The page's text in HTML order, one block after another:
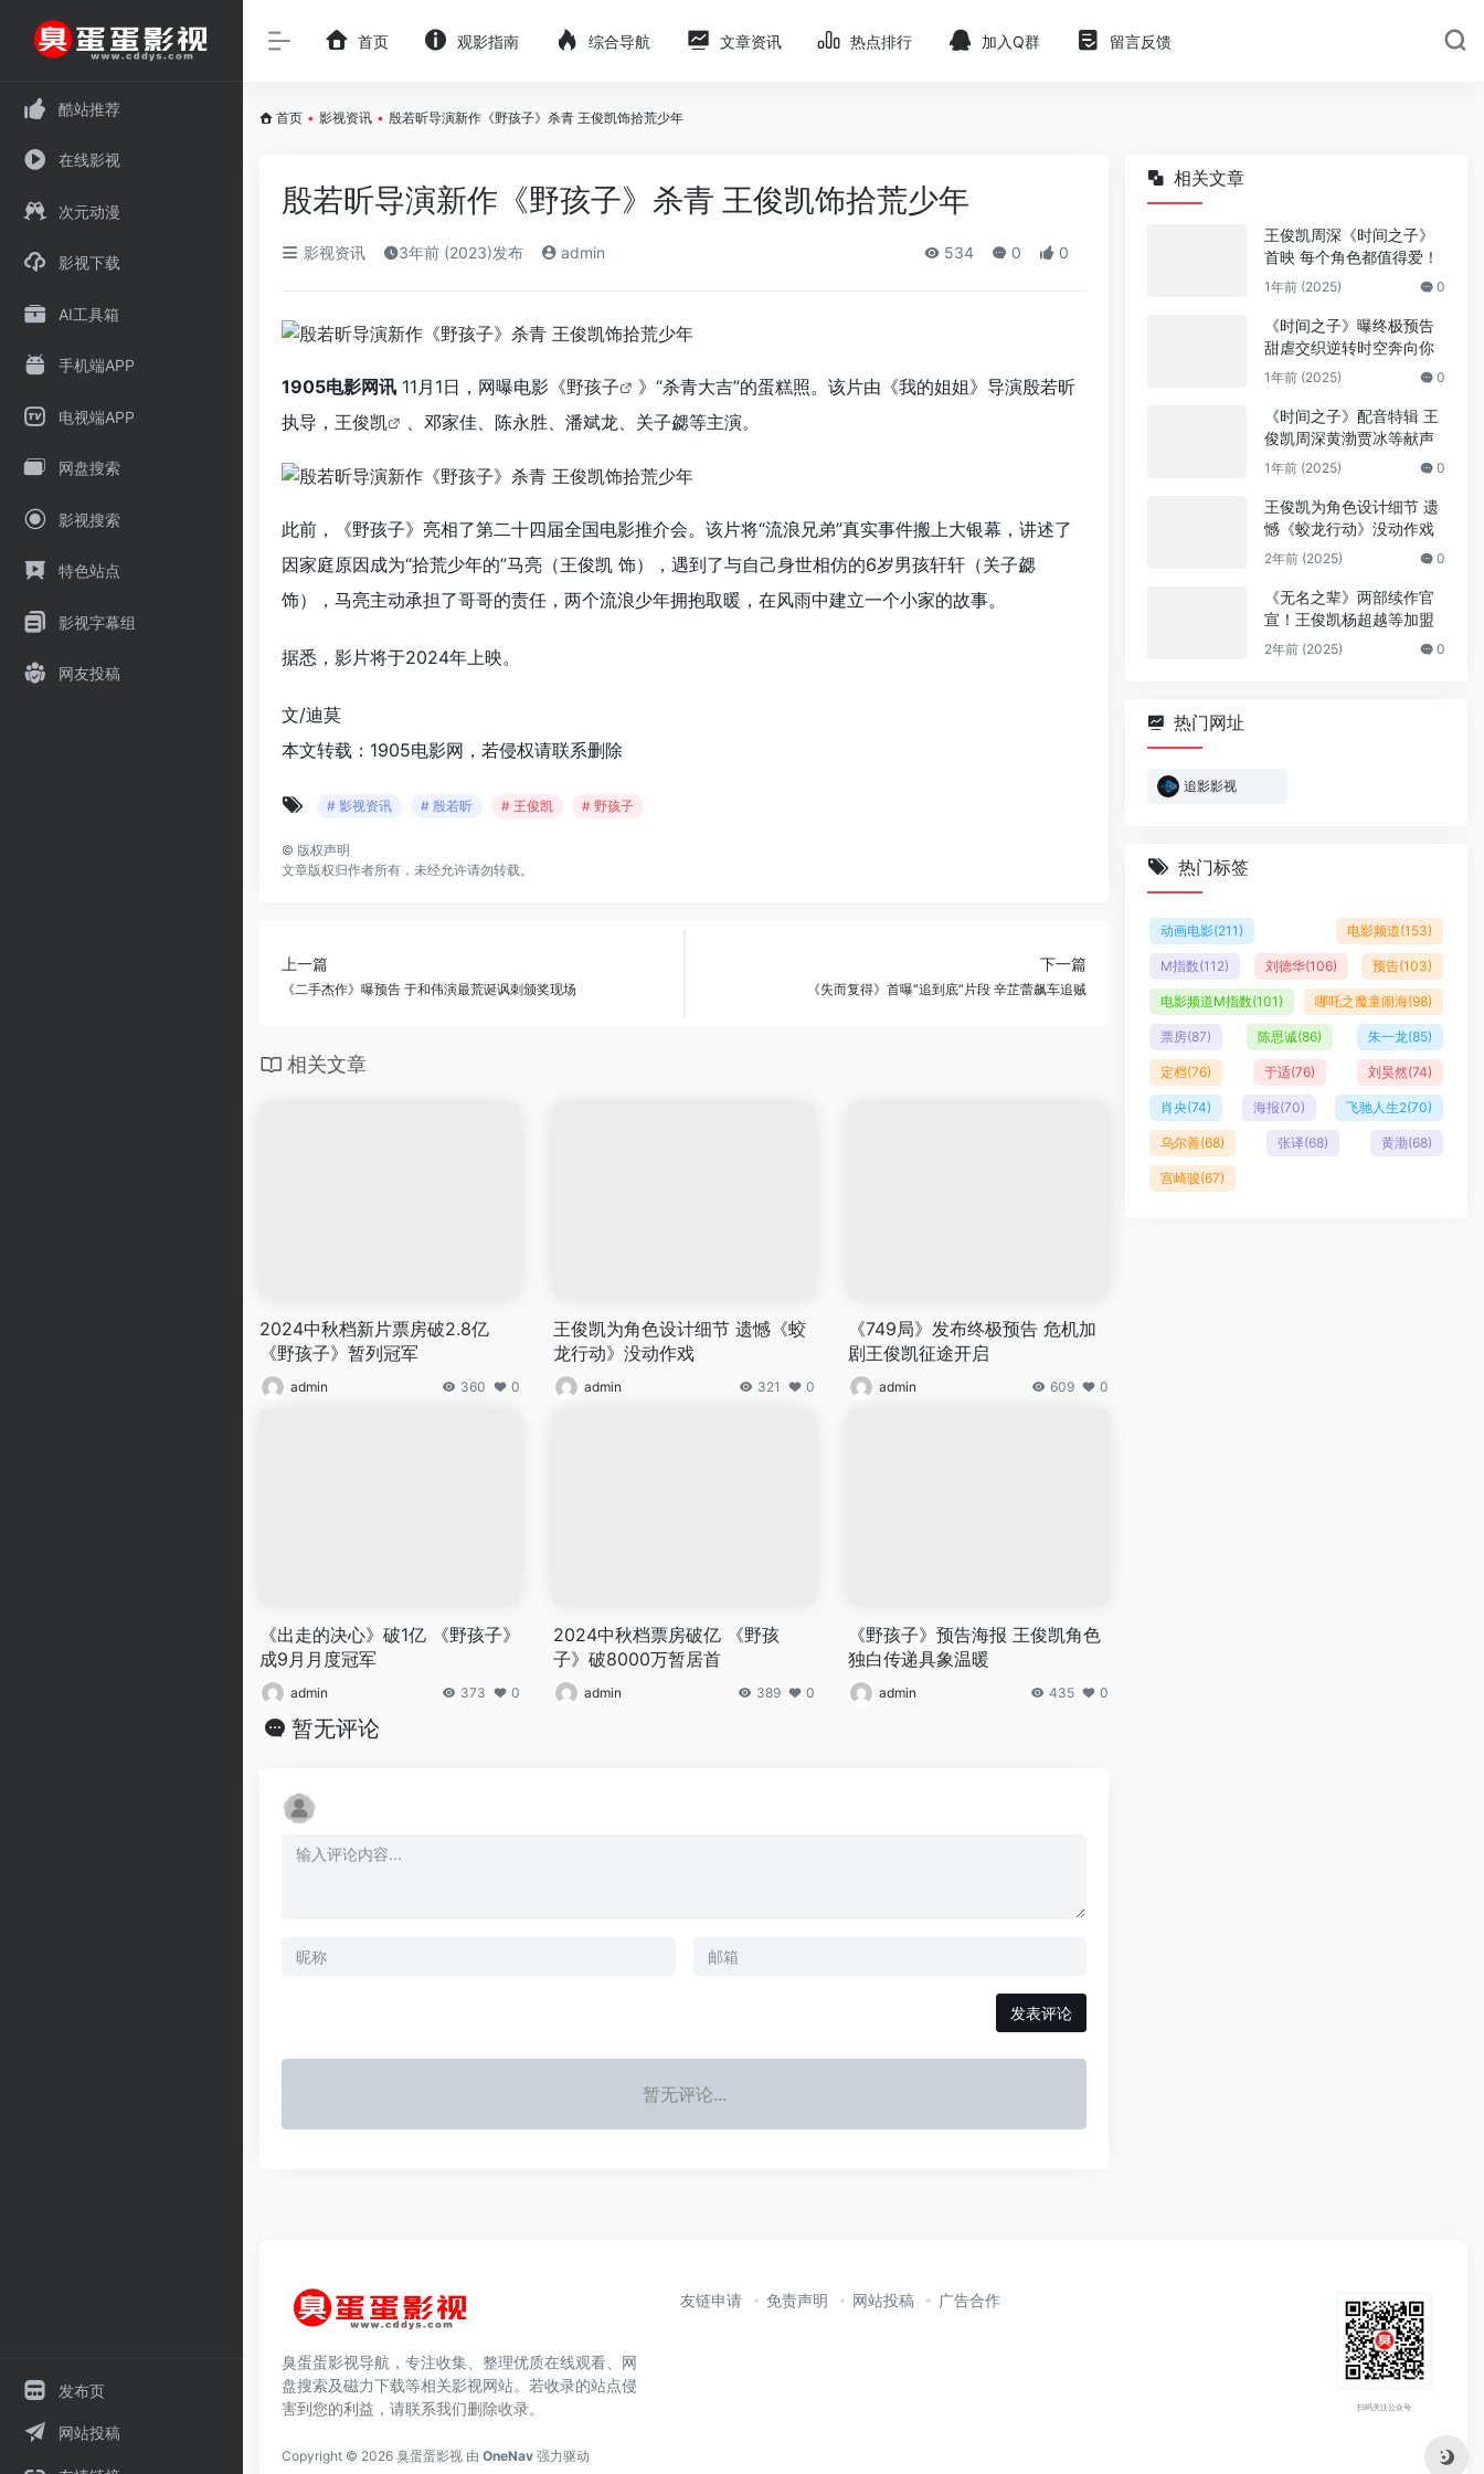
酷站推荐
在线影视
次元动漫
影视下载
AI工具箱
手机端APP
电视端APP
网盘搜索
影视搜索
特色站点
影视字幕组
网友投稿
发布页
网站投稿
首页 观影指南 综合导航 文章资讯 热点排行 加入Q群 留言反馈
首页 • 影视资讯 • 殷若昕导演新作《野孩子》杀青 王俊凯饰拾荒少年
殷若昕导演新作《野孩子》杀青 王俊凯饰拾荒少年
影视资讯 3年前 (2023)发布 admin 534 0 0
1905电影网讯 11月1日，网曝电影《野孩子
》“杀青大吉”的蛋糕照。该片由《我的姐姐》导演殷若昕
执导， 王俊凯 、邓家佳、陈永胜、潘斌龙、关子勰等主演。
此前，《野孩子》亮相了第二十四届全国电影推介会。该片将“流浪兄弟”真实事件搬上大银幕，讲述了
因家庭原因成为“拾荒少年的”马亮（王俊凯 饰），遇到了与自己身世相仿的6岁男孩轩轩（关子勰
饰），马亮主动承担了哥哥的责任，两个流浪少年拥抱取暖，在风雨中建立一个小家的故事。
据悉，影片将于2024年上映。
文/迪莫
本文转载：1905电影网，若侵权请联系删除
# 影视资讯 # 殷若昕 # 王俊凯 # 野孩子
© 版权声明
文章版权归作者所有，未经允许请勿转载。
上一篇
《二手杰作》曝预告 于和伟演最荒诞讽刺颁奖现场
下一篇
《失而复得》首曝“追到底”片段 辛芷蕾飙车追贼
相关文章
2024中秋档新片票房破2.8亿
《野孩子》暂列冠军
admin 360 0
王俊凯为角色设计细节 遗憾《蛟
龙行动》没动作戏
admin 321 0
《749局》发布终极预告 危机加
剧王俊凯征途开启
admin 609 0
《出走的决心》破1亿 《野孩子》
成9月月度冠军
admin 373 0
2024中秋档票房破亿 《野孩
子》破8000万暂居首
admin 389 0
《野孩子》预告海报 王俊凯角色
独白传递具象温暖
admin 435 0
暂无评论
发表评论
暂无评论...
相关文章
王俊凯周深《时间之子》
首映 每个角色都值得爱！
1年前 (2025) 0
《时间之子》曝终极预告
甜虐交织逆转时空奔向你
1年前 (2025) 0
《时间之子》配音特辑 王
俊凯周深黄渤贾冰等献声
1年前 (2025) 0
王俊凯为角色设计细节 遗
憾《蛟龙行动》没动作戏
2年前 (2025) 0
《无名之辈》两部续作官
宣！王俊凯杨超越等加盟
2年前 (2025) 0
热门网址
追影影视
热门标签
动画电影(211) 电影频道(153)
M指数(112) 刘德华(106) 预告(103)
电影频道M指数(101) 哪吒之魔童闹海(98)
票房(87) 陈思诚(86) 朱一龙(85)
定档(76) 于适(76) 刘昊然(74)
肖央(74) 海报(70) 飞驰人生2(70)
乌尔善(68) 张译(68) 黄渤(68)
宫崎骏(67)
臭蛋蛋影视导航，专注收集、整理优质在线观看、网
盘搜索及磁力下载等相关影视网站。若收录的站点侵
害到您的利益，请联系我们删除收录。
友链申请 免责声明 网站投稿 广告合作
扫码关注公众号
Copyright © 2026 臭蛋蛋影视 由 OneNav 强力驱动